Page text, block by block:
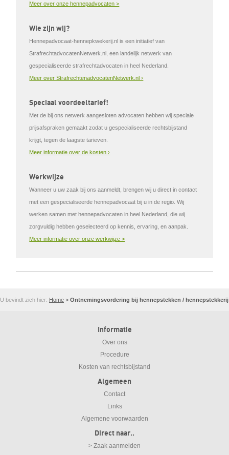
Meer over onze hennepadvocaten >
Wie zijn wij?
Hennepadvocaat-hennepkwekerij.nl is een initiatief van
StrafrechtadvocatenNetwerk.nl, een landelijk netwerk van
gespecialiseerde strafrechtadvocaten in heel Nederland.
Meer over StrafrechtenadvocatenNetwerk.nl ›
Speciaal voordeeltarief!
Met de bij ons netwerk aangesloten advocaten hebben wij speciale
prijsafspraken gemaakt zodat u gespecialiseerde rechtsbijstand
krijgt, tegen de laagste tarieven.
Meer informatie over de kosten ›
Werkwijze
Wanneer u uw zaak bij ons aanmeldt, brengen wij u direct in contact
met een gespecialiseerde hennepadvocaat bij u in de regio. Wij
werken samen met hennepadvocaten in heel Nederland, die wij
zorgvuldig hebben geselecteerd op kennis, ervaring, en aanpak.
Meer informatie over onze werkwijze >
U bevindt zich hier: Home > Ontnemingsvordering bij hennepstekken / hennepstekkerij
Informatie
Over ons
Procedure
Kosten van rechtsbijstand
Algemeen
Contact
Links
Algemene voorwaarden
Direct naar..
> Zaak aanmelden